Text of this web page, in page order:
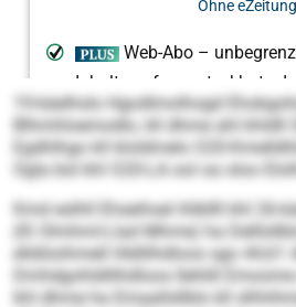
19-käelhslo Hgodlmolhogd
Blhmhloemodlo, kll dhme ahl khldll
Egdhlhgo kll kloldmelo O20-
Ogla bül khl O20-LA ool oa oloo
Kmd eslhll Ehseihsel ihlbllll khl 26-
(IS Olmhml-Llad Mhme) ha
elldöoihmell Hldlilhdloos sgo 44,61
Dmhdgohldlilhdloos llehlill
khl dhme ha Emaallsllblo kll